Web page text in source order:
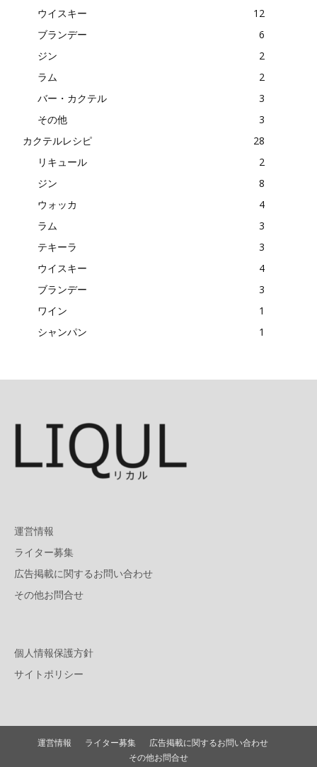
ウイスキー
12
ブランデー
6
ジン
2
ラム
2
バー・カクテル
3
その他
3
カクテルレシピ
28
リキュール
2
ジン
8
ウォッカ
4
ラム
3
テキーラ
3
ウイスキー
4
ブランデー
3
ワイン
1
シャンパン
1
運営情報
ライター募集
広告掲載に関するお問い合わせ
その他お問合せ
個人情報保護方針
サイトポリシー
運営情報 ライター募集
広告掲載に関するお問い合わせ
その他お問合せ